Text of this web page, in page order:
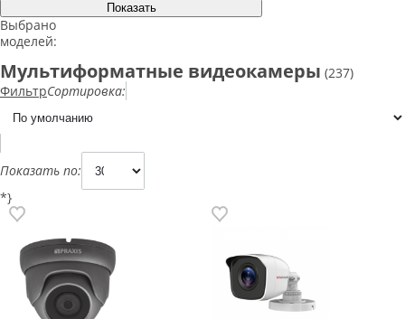
Выбрано
моделей:
Мультиформатные видеокамеры (237)
ФильтрСортировка:
Показать по:
*}